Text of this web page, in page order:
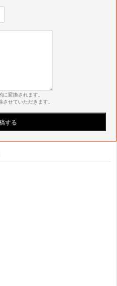
変換されます。
せていただきます。